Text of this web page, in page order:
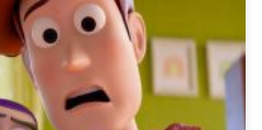
Harris durée : 1h42’ Buzz,
verront leur travail remis en
que ce qui obsède les enfants